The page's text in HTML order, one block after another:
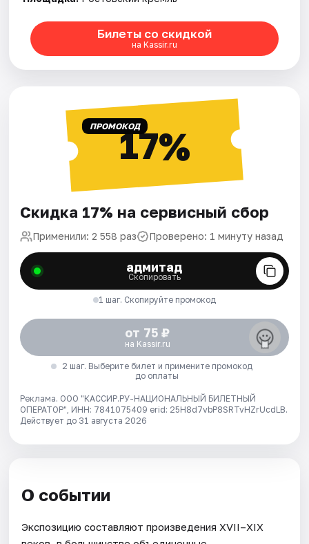
Билеты со скидкой
на Kassir.ru
ПРОМОКОД17%
Скидка 17% на сервисный сбор
Применили: 2 558 раз Проверено: 1 минуту назад
адмитад
Скопировать
1 шаг. Скопируйте промокод
от 75 ₽
на Kassir.ru
2 шаг. Выберите билет и примените промокод
до оплаты
Реклама. ООО "КАССИР.РУ-НАЦИОНАЛЬНЫЙ БИЛЕТНЫЙ
ОПЕРАТОР", ИНН: 7841075409 erid: 25H8d7vbP8SRTvHZrUcdLB.
Действует до 31 августа 2026
О событии
Экспозицию составляют произведения XVII–XIX